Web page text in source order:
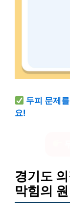
두피 문제
요!
경기도
막힘의